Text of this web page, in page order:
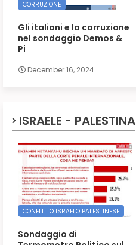
CORRUZIONE
Gli italiani e la corruzione
nel sondaggio Demos &
Pi
December 16, 2024
ISRAELE - PALESTINA
CONFLITTO ISRAELO PALESTINESE
Sondaggio di